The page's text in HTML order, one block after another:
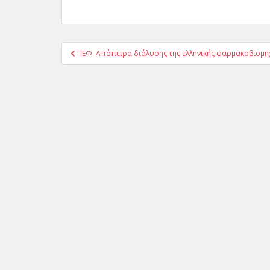
Πλοήγηση
άρθρων
ΠΕΦ. Απόπειρα διάλυσης της ελληνικής